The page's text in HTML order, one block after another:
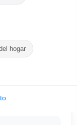
hogar